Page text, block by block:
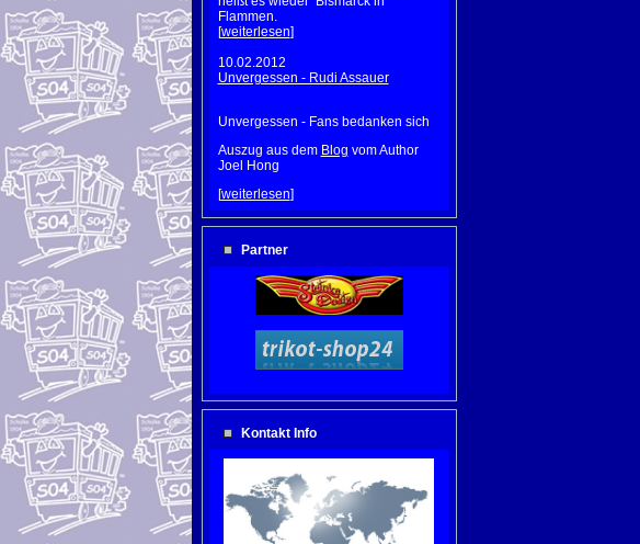
Flammen.
[weiterlesen]
10.02.2012
Unvergessen - Rudi Assauer
Unvergessen - Fans bedanken sich
Auszug aus dem Blog vom Author
Joel Hong
[weiterlesen]
Partner
Kontakt Info